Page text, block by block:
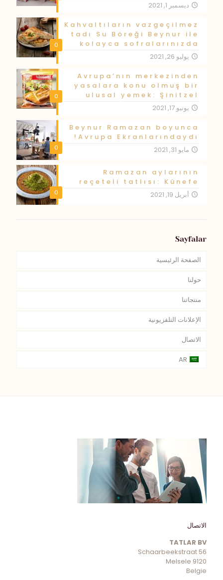
ديسمبر 1, 2021
0
Kahvaltıların vazgeçilmez
tadı Su Böreği Beynur ile
kolayca sofralarınızda
يوليو 26, 2021
0
Avrupa’nın merkezinden
yasalara konu olmuş bir
ulusal yemek: Şinitzel
يونيو 17, 2021
0
Beynur Ramazan boyunca
Avrupa Ekranlarındaydı!
مايو 31, 2021
0
Ramazan aylarının
reçeteli tatlısı: Künefe
أبريل 19, 2021
Sayfalar
الصفحة الرئيسية
حولنا
منتجاتنا
الإعلانات التلفزيونية
الاتصال
AR
الاتصال
TATLAR BV
Schaarbeekstraat 56
9120 Melsele
Belgie